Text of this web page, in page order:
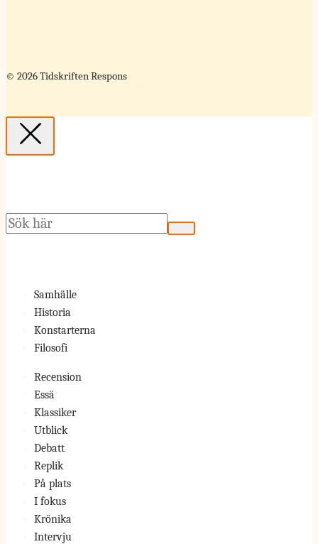
© 2026 Tidskriften Respons
Sök
Samhälle
Historia
Konstarterna
Filosofi
Recension
Essä
Klassiker
Utblick
Debatt
Replik
På plats
I fokus
Krönika
Intervju